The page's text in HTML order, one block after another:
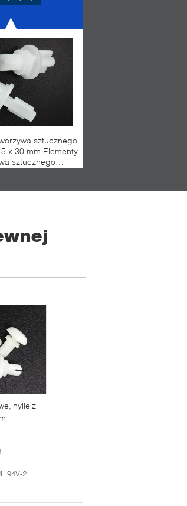
sztucznego
x 30 mm Elementy
sztucznego
nylle z
94V-2